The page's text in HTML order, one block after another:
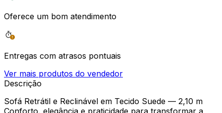
Oferece um bom atendimento
Entregas com atrasos pontuais
Ver mais produtos do vendedor
Descrição
Sofá Retrátil e Reclinável em Tecido Suede — 2,10 m
Conforto, elegância e praticidade para transformar a